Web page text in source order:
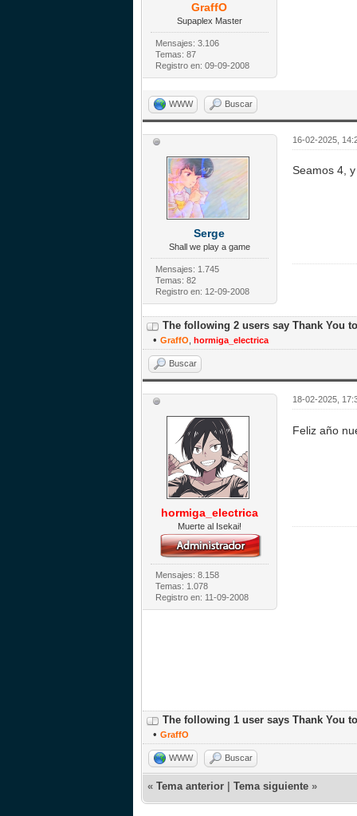
GraffO
Supaplex Master
Mensajes: 3.106
Temas: 87
Registro en: 09-09-2008
WWW Buscar
Serge
Shall we play a game
Mensajes: 1.745
Temas: 82
Registro en: 12-09-2008
16-02-2025,
Seamos 4,
The following 2 users say Thank You
• GraffO hormiga_electrica
Buscar
hormiga_electrica
Muerte al Isekai!
Mensajes: 8.158
Temas: 1.078
Registro en: 11-09-2008
18-02-2025,
Feliz año
The following 1 user says Thank You
• GraffO
WWW Buscar
« Tema anterior Tema siguiente »